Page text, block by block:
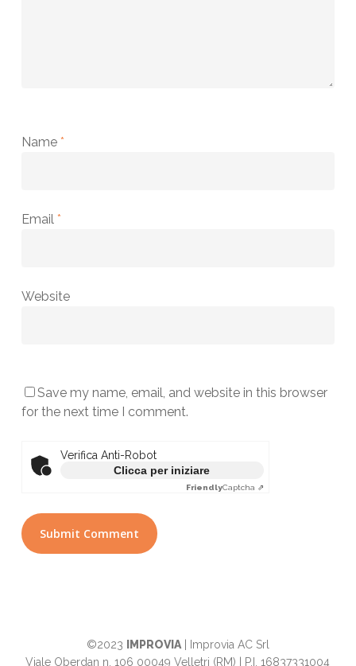
Name *
Email *
Website
Save my name, email, and website in this browser
for the next time I comment.
Verifica Anti-Robot
Clicca per iniziare
FriendlyCaptcha ⇗
©2023 IMPROVIA| Improvia AC Srl
Viale Oberdan n. 106 00049 Velletri (RM) | P.I. 16837331004